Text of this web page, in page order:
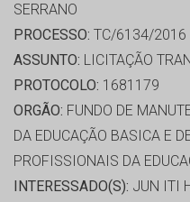
SERRANO
PROCESSO: TC/6134/2016
ASSUNTO: LICITAÇÃO
PROTOCOLO: 1681179
ORGÃO: FUNDO DE
DA EDUCAÇÃO BASICA E
PROFISSIONAIS DA
INTERESSADO(S): JUN ITI